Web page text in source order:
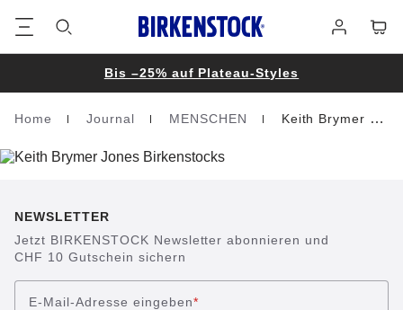
Bis –25% auf Plateau-Styles
Homepage
Home Journal MENSCHEN Keith Brymer Jones
NEWSLETTER
Jetzt BIRKENSTOCK Newsletter abonnieren und
CHF 10 Gutschein sichern
E-Mail-Adresse eingeben*